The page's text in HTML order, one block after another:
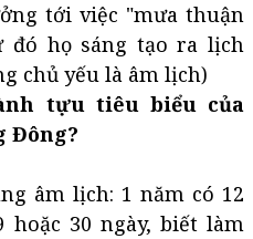
tới việc "mưa thuận
đó họ sáng tạo ra lịch
chủ yếu là âm lịch)
tựu tiêu biểu của
Đông?
âm lịch: 1 năm có 12
hoặc 30 ngày, biết làm